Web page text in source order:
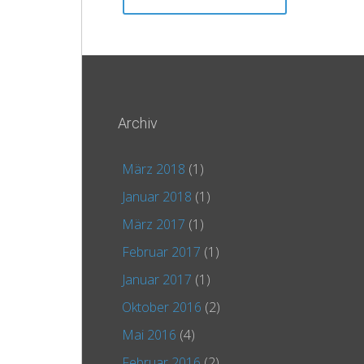
Archiv
März 2018 (1)
Januar 2018 (1)
März 2017 (1)
Februar 2017 (1)
Januar 2017 (1)
Oktober 2016 (2)
Mai 2016 (4)